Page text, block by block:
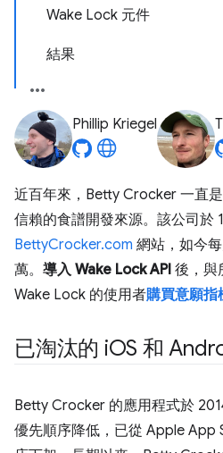
Wake Lock 元件
結果
Phillip Kriegel
近百年來，Betty Crocker 一直
信賴的食譜開發來源。該公司於
BettyCrocker.com 網站，如今
萬。 導入 Wake Lock API 後，與
Wake Lock 的使用者購買意願指
已淘汰的 iOS 和
Betty Crocker 的應用程式於
優先順序降低，已從 Apple App